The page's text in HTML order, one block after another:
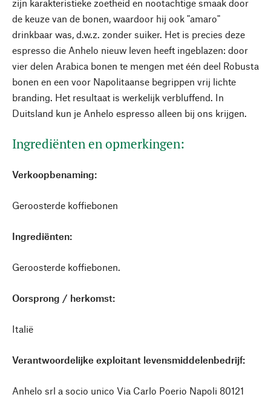
zijn karakteristieke zoetheid en nootachtige smaak door
de keuze van de bonen, waardoor hij ook "amaro"
drinkbaar was, d.w.z. zonder suiker. Het is precies deze
espresso die Anhelo nieuw leven heeft ingeblazen: door
vier delen Arabica bonen te mengen met één deel Robusta
bonen en een voor Napolitaanse begrippen vrij lichte
branding. Het resultaat is werkelijk verbluffend. In
Duitsland kun je Anhelo espresso alleen bij ons krijgen.
Ingrediënten en opmerkingen:
Verkoopbenaming:
Geroosterde koffiebonen
Ingrediënten:
Geroosterde koffiebonen.
Oorsprong / herkomst:
Italië
Verantwoordelijke exploitant levensmiddelenbedrijf:
Anhelo srl a socio unico Via Carlo Poerio Napoli 80121